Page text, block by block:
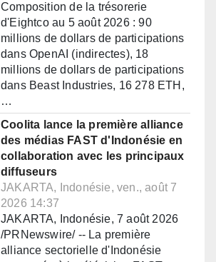
Composition de la trésorerie
d'Eightco au 5 août 2026 : 90
millions de dollars de participations
dans OpenAI (indirectes), 18
millions de dollars de participations
dans Beast Industries, 16 278 ETH,
…
Coolita lance la première alliance
des médias FAST d'Indonésie en
collaboration avec les principaux
diffuseurs
JAKARTA, Indonésie, ven., août 7
2026 14:37
JAKARTA, Indonésie, 7 août 2026
/PRNewswire/ -- La première
alliance sectorielle d'Indonésie